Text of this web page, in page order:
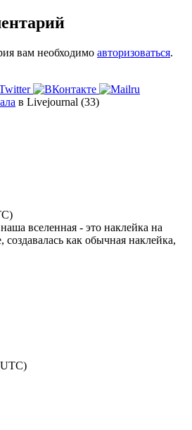
вам необходимо авторизоваться.
в Livejournal (33)
вселенная - это наклейка на
как обычная наклейка,